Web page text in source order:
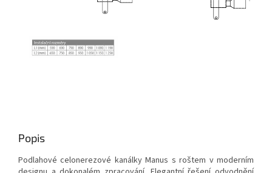
Popis
Podlahové celonerezové kanálky Manus s roštem v moderním